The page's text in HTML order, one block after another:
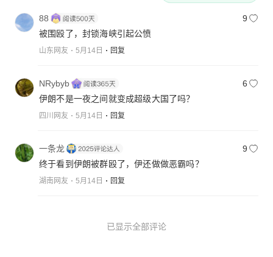
88
9
被围殴了，封锁海峡引起公愤
山东网友 5月14日 回复
NRybyb
6
伊朗不是一夜之间就变成超级大国了吗？
四川网友 5月14日 回复
一条龙
9
终于看到伊朗被群殴了，伊还做做恶霸吗？
湖南网友 5月14日 回复
已显示全部评论